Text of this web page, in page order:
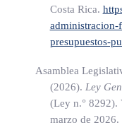
La inobservancia del
esta norma será
Contraloría General
funcionarios que
de los daños y
Costa Rica.
administracion-
presupuestos-
Asamblea
(2026). Ley
(Ley n.° 8292).
marzo de